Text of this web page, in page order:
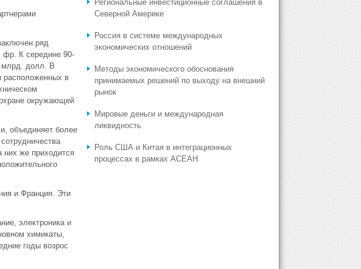
ряд
фр. К середине 90-
млрд. долл. В
расположенных в
окружающей
объединяет более
же приходится
и Франция. Эти
электроника и
химикаты,
годы возрос
Региональные инвестиционные соглашения в
Северной Америке
Россия в системе международных
экономических отношений
Методы экономического обоснования
принимаемых решений по выходу на внешний
рынок
Мировые деньги и международная
ликвидность
Роль США и Китая в интеграционных
процессах в рамках АСЕАН